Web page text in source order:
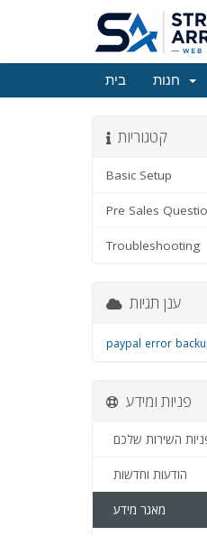
בית
קטגוריות
Basic Setup
Pre Sales
Troubleshooting
ענן תגיות
paypal error
פניות ומידע
השירות שלכם
הודעות וחדשות
מאגר מידע